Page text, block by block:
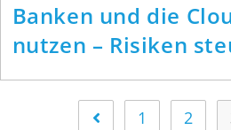
Banken und die
nutzen – Risiken
1 2